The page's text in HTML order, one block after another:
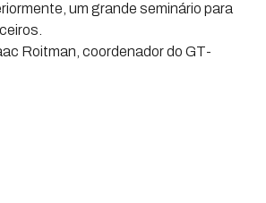
um grande seminário para
Roitman, coordenador do GT-